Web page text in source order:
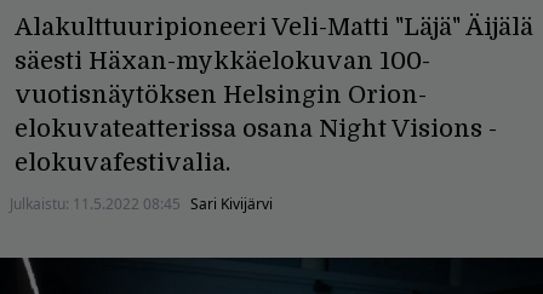
Alakulttuuripioneeri Veli-Matti "Läjä" Äijälä
säesti Häxan-mykkäelokuvan 100-
vuotisnäytöksen Helsingin Orion-
elokuvateatterissa osana Night Visions -
elokuvafestivalia.
Julkaistu: 11.5.2022 08:45 Sari Kivijärvi